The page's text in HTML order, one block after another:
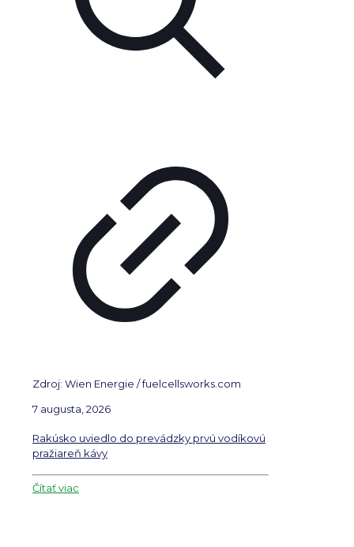
Zdroj: Wien Energie / fuelcellsworks.com
7 augusta, 2026
Rakúsko uviedlo do prevádzky prvú vodíkovú
pražiareň kávy
Čítať viac